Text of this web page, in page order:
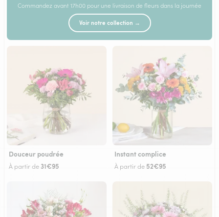
Commandez avant 17h00 pour une livraison de fleurs dans la journée
Voir notre collection →
Douceur poudrée
À partir de 31€95
Instant complice
À partir de 52€95